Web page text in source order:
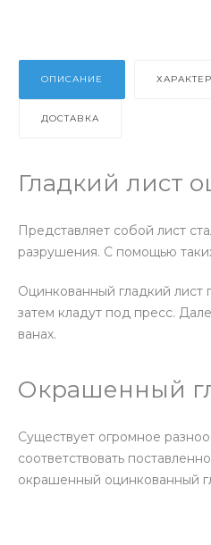
ОПИСАНИЕ
ДОСТАВКА
Гладкий лист
Представляет собой лист
разрушения. С помощью
Оцинкованный гладкий лист
затем кладут под пресс.
ванах.
Окрашенный
Существует огромное
соответствовать
окрашенный оцинкованный